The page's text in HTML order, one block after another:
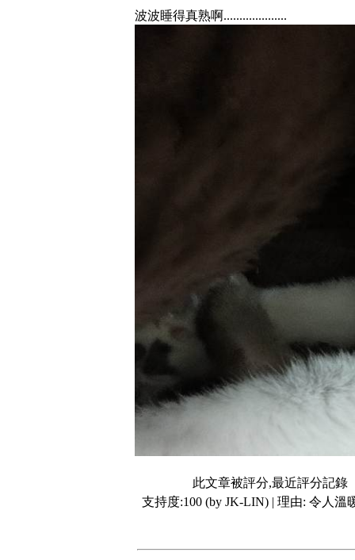
波波睡得真熟啊....................
此文章被評分,最近評分記錄
支持度:100 (by JK-LIN) | 理由: 令人溫